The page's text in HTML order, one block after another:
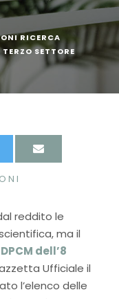
RICERCA
TERZO SETTORE
reddito le
ma il
DPCM dell’8
Ufficiale il
l’elenco delle